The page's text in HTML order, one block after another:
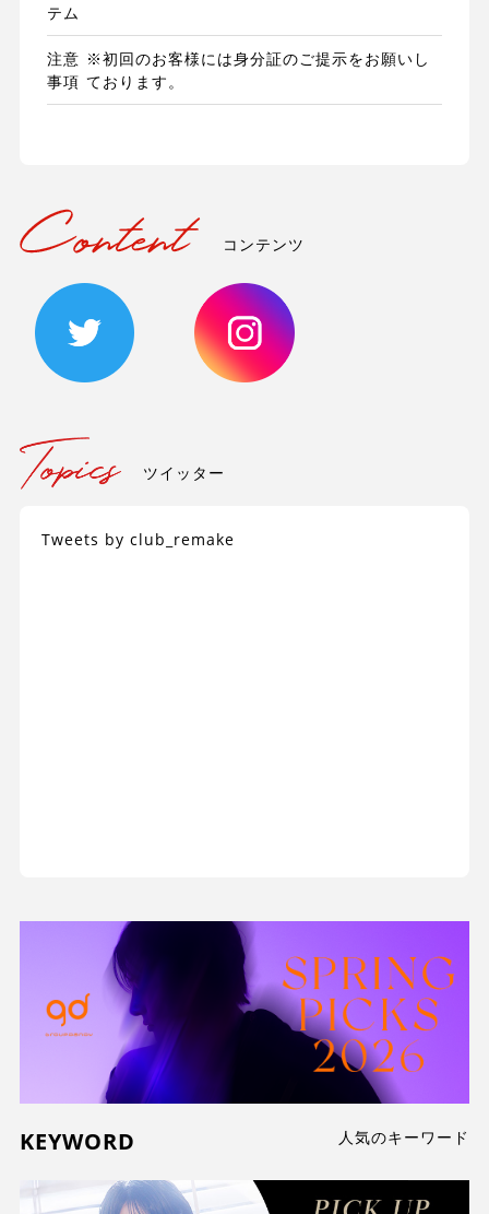
テム
注意
事項
※初回のお客様には身分証のご提示をお願いし
ております。
コンテンツ
ツイッター
Tweets by club_remake
KEYWORD 人気のキーワード